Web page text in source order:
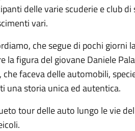
delle varie scuderie e club
vari.
che segue di pochi giorni
la figura del giovane Daniele
faceva delle automobili,
una storia unica ed autentica.
tour delle auto lungo le vie